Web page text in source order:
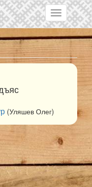
Toggle
navigation
(Уляшев Олег)